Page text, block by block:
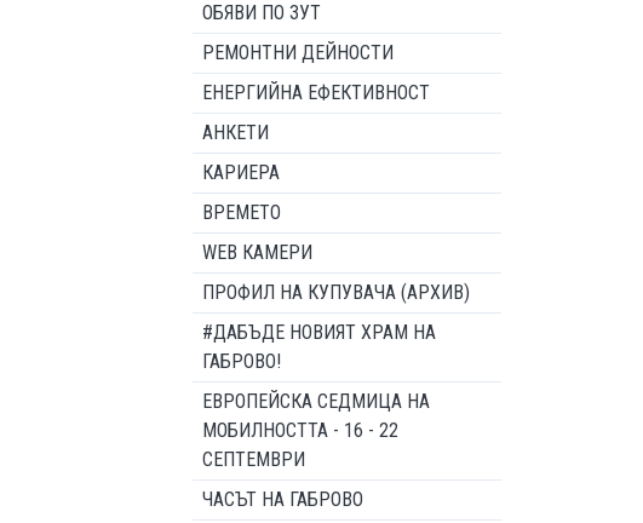
ОБЯВИ ПО ЗУТ
РЕМОНТНИ ДЕЙНОСТИ
ЕНЕРГИЙНА ЕФЕКТИВНОСТ
АНКЕТИ
КАРИЕРА
ВРЕМЕТО
WEB КАМЕРИ
ПРОФИЛ НА КУПУВАЧА (АРХИВ)
#ДАБЪДЕ НОВИЯТ ХРАМ НА
ГАБРОВО!
ЕВРОПЕЙСКА СЕДМИЦА НА
МОБИЛНОСТТА - 16 - 22
СЕПТЕМВРИ
ЧАСЪТ НА ГАБРОВО